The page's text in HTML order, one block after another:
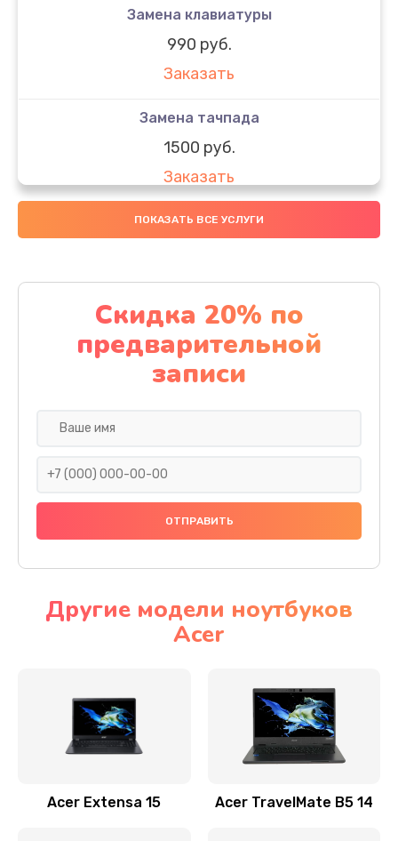
Замена клавиатуры
990 руб.
Заказать
Замена тачпада
1500 руб.
Заказать
Замена южного моста
Заказать
Чистка от пыли
1060 руб.
Заказать
Ремонт подсветки
Настройка BIOS
Замена видеочипа
Заказать
ПОКАЗАТЬ ВСЕ УСЛУГИ
Скидка 20% по
предварительной
записи
Другие модели ноутбуков
Acer
Acer Extensa 15 Acer TravelMate B5 14